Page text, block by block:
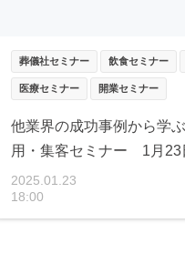
葬儀社セミナー 飲食セミナー
医療セミナー 開業セミナー
他業界の成功事例から学
用・集客セミナー 1月23
2025.01.23
18:00